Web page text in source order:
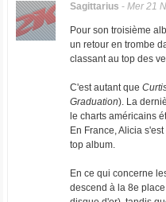
Sagittarius - Mer 21
Pour son troisième
un retour en trombe
classant au top des
C'est autant que
Graduation). La
le charts américains
En France, Alicia
top album.
En ce qui concerne
descend à la 8e